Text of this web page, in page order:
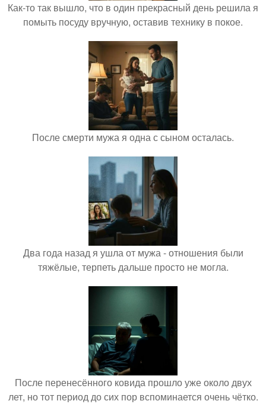
Как-то так вышло, что в один прекрасный день решила я
помыть посуду вручную, оставив технику в покое.
После смерти мужа я одна с сыном осталась.
Два года назад я ушла от мужа - отношения были
тяжёлые, терпеть дальше просто не могла.
После перенесённого ковида прошло уже около двух
лет, но тот период до сих пор вспоминается очень чётко.